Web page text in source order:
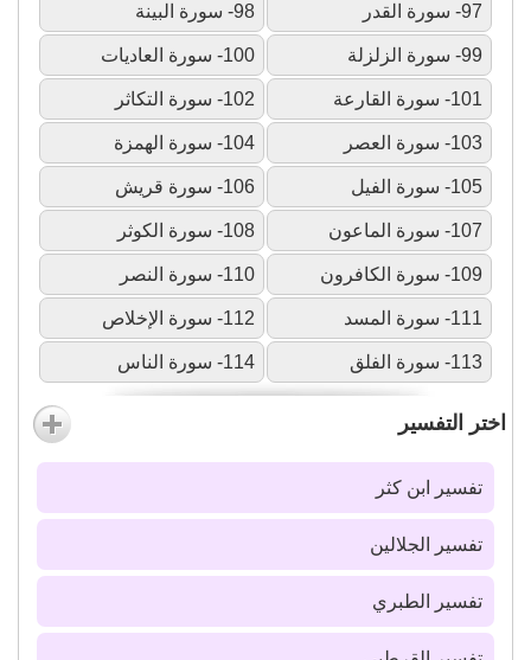
97- سورة القدر 98- سورة البينة
99- سورة الزلزلة 100- سورة العاديات
101- سورة القارعة 102- سورة التكاثر
103- سورة العصر 104- سورة الهمزة
105- سورة الفيل 106- سورة قريش
107- سورة الماعون 108- سورة الكوثر
109- سورة الكافرون 110- سورة النصر
111- سورة المسد 112- سورة الإخلاص
113- سورة الفلق 114- سورة الناس
اختر التفسير
تفسير ابن كثر
تفسير الجلالين
تفسير الطبري